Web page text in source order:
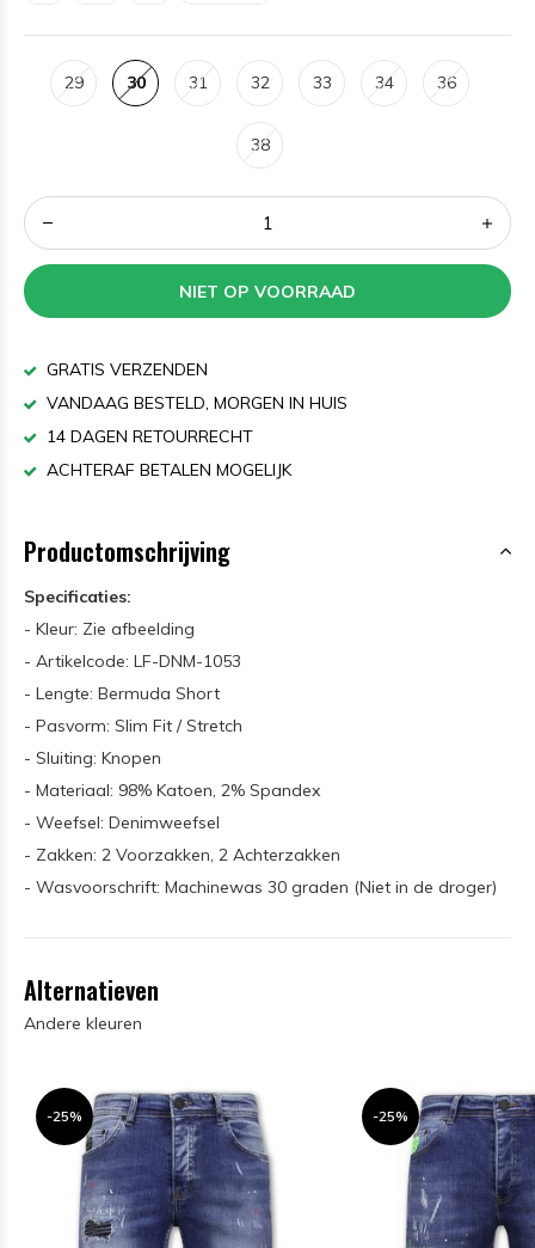
29 30 31 32 33 34 36
38
NIET OP VOORRAAD
GRATIS VERZENDEN
VANDAAG BESTELD, MORGEN IN HUIS
14 DAGEN RETOURRECHT
ACHTERAF BETALEN MOGELIJK
Productomschrijving
Specificaties:
- Kleur: Zie afbeelding
- Artikelcode: LF-DNM-1053
- Lengte: Bermuda Short
- Pasvorm: Slim Fit / Stretch
- Sluiting: Knopen
- Materiaal: 98% Katoen, 2% Spandex
- Weefsel: Denimweefsel
- Zakken: 2 Voorzakken, 2 Achterzakken
- Wasvoorschrift: Machinewas 30 graden (Niet in de droger)
Alternatieven
Andere kleuren
-25% -25%